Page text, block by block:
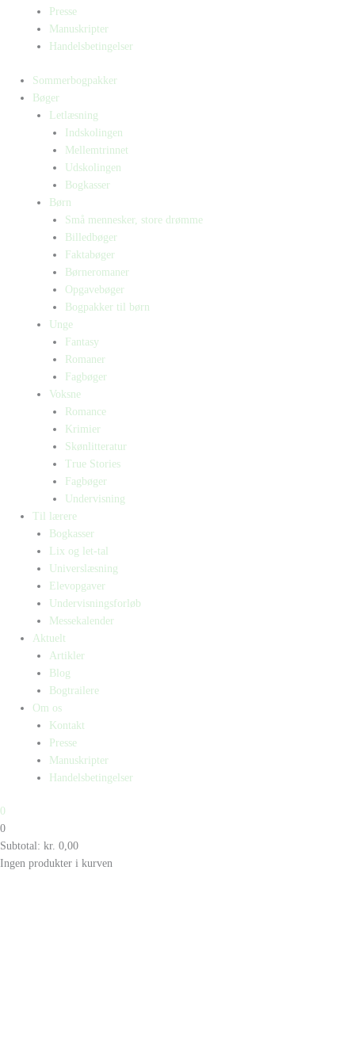
Presse
Manuskripter
Handelsbetingelser
Sommerbogpakker
Bøger
Letlæsning
Indskolingen
Mellemtrinnet
Udskolingen
Bogkasser
Børn
Små mennesker, store drømme
Billedbøger
Faktabøger
Børneromaner
Opgavebøger
Bogpakker til børn
Unge
Fantasy
Romaner
Fagbøger
Voksne
Romance
Krimier
Skønlitteratur
True Stories
Fagbøger
Undervisning
Til lærere
Bogkasser
Lix og let-tal
Universlæsning
Elevopgaver
Undervisningsforløb
Messekalender
Aktuelt
Artikler
Blog
Bogtrailere
Om os
Kontakt
Presse
Manuskripter
Handelsbetingelser
0
0
Subtotal: kr. 0,00
Ingen produkter i kurven